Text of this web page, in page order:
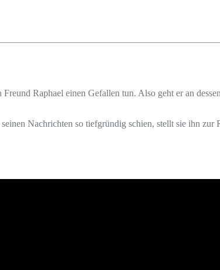
Raphael einen Gefallen tun. Also geht er an
Nachrichten so tiefgründig schien, stellt sie ihn